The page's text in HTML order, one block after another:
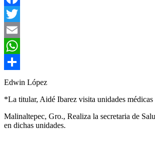
Facebook
Twitter
Email
WhatsApp
Compartir
Edwin López
*La titular, Aidé Ibarez visita unidades
Malinaltepec, Gro., Realiza la secretaria de
en dichas unidades.